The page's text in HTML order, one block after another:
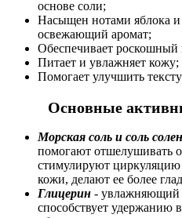
основе соли;
Насыщен нотами яблока
освежающий аромат;
Обеспечивает роскошный
Питает и увлажняет кожу;
Помогает улучшить
Основные
Морская соль и соль
помогают отшелушивать
стимулируют
кожи, делают ее более
Глицерин - увлажняющий
способствует удержанию